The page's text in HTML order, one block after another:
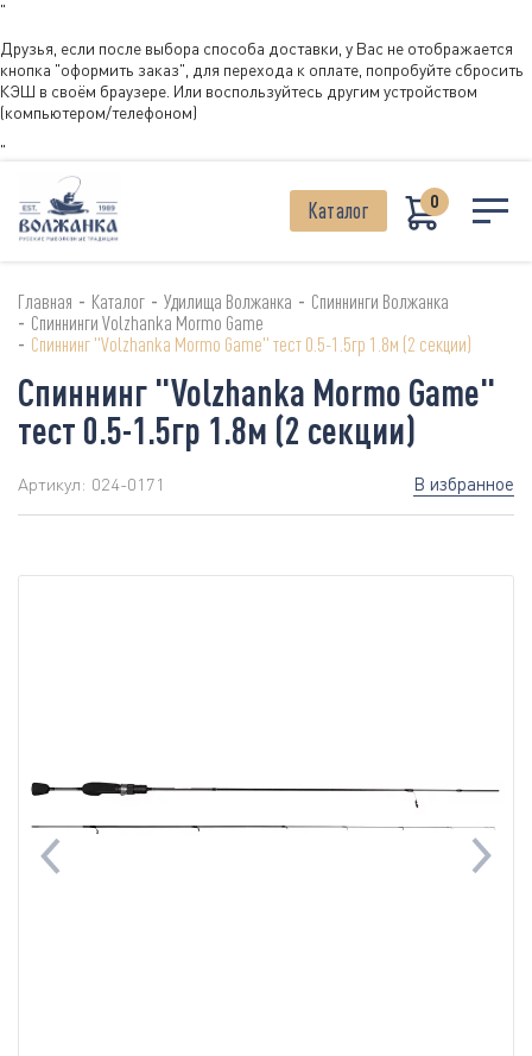
"
Друзья, если после выбора способа доставки, у Вас не отображается
кнопка "оформить заказ", для перехода к оплате, попробуйте сбросить
КЭШ в своём браузере. Или воспользуйтесь другим устройством
(компьютером/телефоном)
"
Каталог 0
Главная - Каталог - Удилища Волжанка - Спиннинги Волжанка
- Спиннинги Volzhanka Mormo Game
- Спиннинг "Volzhanka Mormo Game" тест 0.5-1.5гр 1.8м (2 секции)
Спиннинг "Volzhanka Mormo Game"
тест 0.5-1.5гр 1.8м (2 секции)
Артикул: 024-0171 В избранное